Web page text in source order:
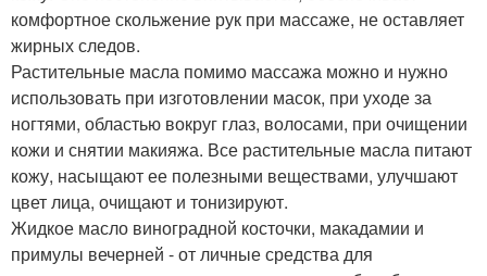
комфортное скольжение рук при массаже, не оставляет
жирных следов.
Растительные масла помимо массажа можно и нужно
использовать при изготовлении масок, при уходе за
ногтями, областью вокруг глаз, волосами, при очищении
кожи и снятии макияжа. Все растительные масла питают
кожу, насыщают ее полезными веществами, улучшают
цвет лица, очищают и тонизируют.
Жидкое масло виноградной косточки, макадамии и
примулы вечерней - от личные средства для